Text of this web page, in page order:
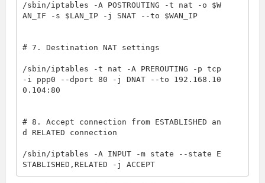
/sbin/iptables -A POSTROUTING -t nat -o $W
AN_IF -s $LAN_IP -j SNAT --to $WAN_IP
# 7. Destination NAT settings
/sbin/iptables -t nat -A PREROUTING -p tcp
-i ppp0 --dport 80 -j DNAT --to 192.168.10
0.104:80
# 8. Accept connection from ESTABLISHED an
d RELATED connection
/sbin/iptables -A INPUT -m state --state E
STABLISHED,RELATED -j ACCEPT